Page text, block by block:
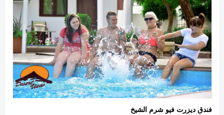
فندق ديزرت فيو شرم الشيخ